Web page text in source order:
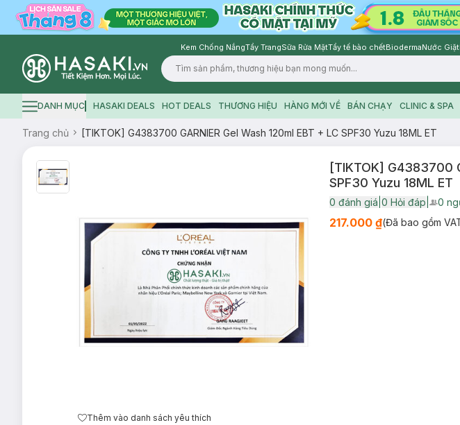
Kem Chống NắngTẩy TrangSữa Rửa MặtTẩy tế bào chếtBiodermaNước Giặt
Logo
Hamburger icon
DANH MỤC HASAKI DEALS HOT DEALS THƯƠNG HIỆU HÀNG MỚI VỀ BÁN CHẠY CLINIC & SPA
Trang chủ [TIKTOK] G4383700 GARNIER Gel Wash 120ml EBT + LC SPF30 Yuzu 18ML ET
Thêm vào danh sách yêu thích
[TIKTOK] G4383700
SPF30 Yuzu 18ML ET
0 đánh giá 0 Hỏi đáp User
0
217.000 ₫(Đã bao gồm